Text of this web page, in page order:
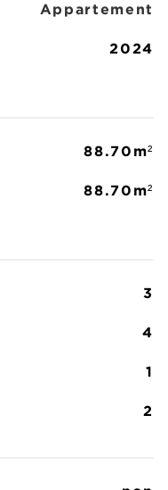
Appartement
2024
88.70m²
88.70m²
3
4
1
2